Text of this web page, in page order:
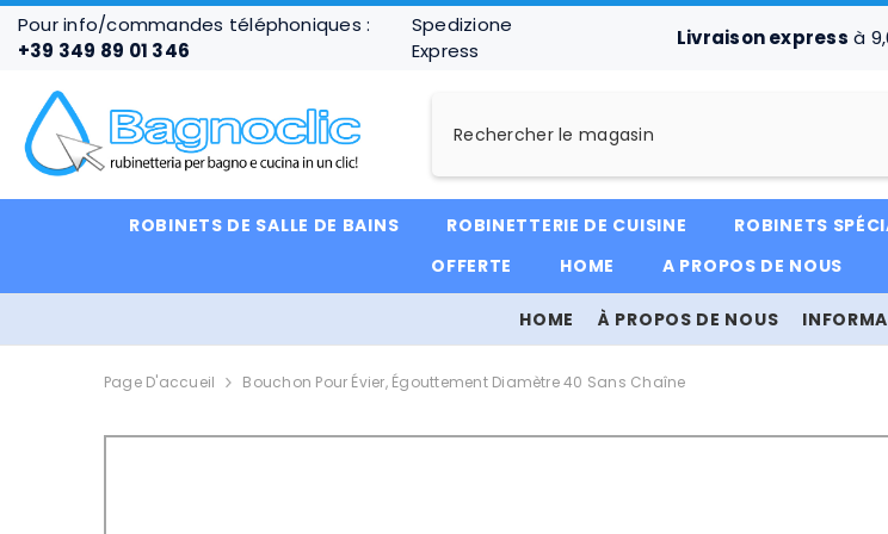
Pour info/commandes téléphoniques :
+39 349 89 01 346
Spedizione
Express
Livraison express à
ROBINETS DE SALLE DE BAINS ROBINETTERIE DE CUISINE ROBINETS
OFFERTE
HOME A PROPOS DE NOUS
HOME À PROPOS DE NOUS
Page D'accueil Bouchon Pour Évier, Égouttement Diamètre 40 Sans Chaîne